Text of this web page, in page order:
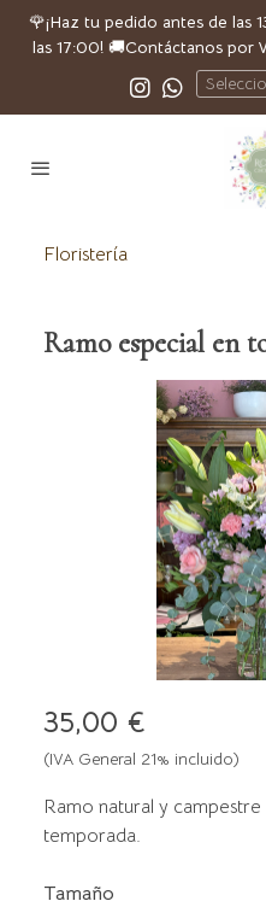
🌹¡Haz tu pedido antes de las
las 17:00! 🚚Contáctanos por
Floristería
Ramo especial en
35,00 €
(IVA General 21% incluido)
Ramo natural y
temporada.
Tamaño